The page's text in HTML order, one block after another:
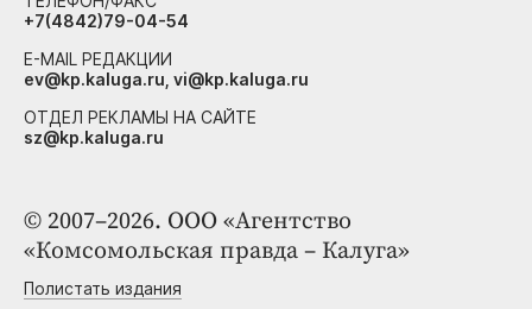
© 2007–2026. ООО «Агентство
«Комсомольская правда – Калуга»
Полистать издания
+7(4842)79-04-54
E-MAIL РЕДАКЦИИ
ev@kp.kaluga.ru, vi@kp.kaluga.ru
ОТДЕЛ РЕКЛАМЫ НА САЙТЕ
sz@kp.kaluga.ru